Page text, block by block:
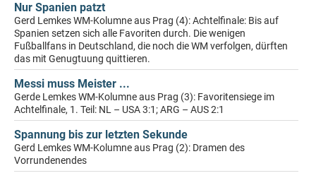
Nur Spanien patzt
Gerd Lemkes WM-Kolumne aus Prag (4): Achtelfinale: Bis auf
Spanien setzen sich alle Favoriten durch. Die wenigen
Fußballfans in Deutschland, die noch die WM verfolgen, dürften
das mit Genugtuung quittieren.
Messi muss Meister ...
Gerde Lemkes WM-Kolumne aus Prag (3): Favoritensiege im
Achtelfinale, 1. Teil: NL – USA 3:1; ARG – AUS 2:1
Spannung bis zur letzten Sekunde
Gerd Lemkes WM-Kolumne aus Prag (2): Dramen des
Vorrundenendes